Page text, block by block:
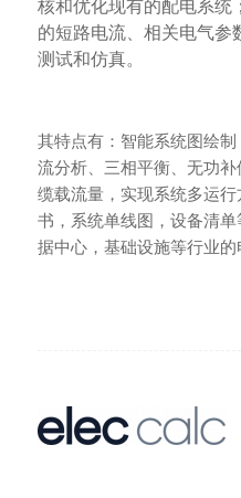
核和优化现有的配电系统
的短路电流、相关电气
测试和仿真。
其特点有：智能系统图绘
流分析、三相平衡、无功
缆载流量，实现系统多运
书，系统单线图，设备清
据中心，基础设施等行业的